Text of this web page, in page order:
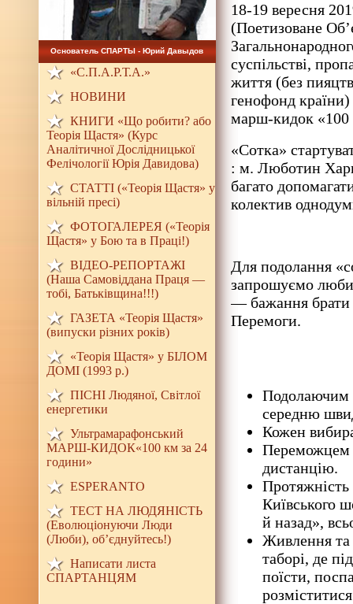
Основатель СПАРТЫ - Юрий Давыдов
«С.П.А.Р.Т.А.»
НОВИНИ
КНИГИ «Що робити? або
Теорія Щастя» (Курс
Аналітичної Дослідницької
Фелічології Юрія Давидова)
СТАТТІ («Теорія Щастя» у
вільній пресі)
ФОТОГАЛЕРЕЯ («Теорія
Щастя» у Бою та в Праці!)
ВІДЕО-РЕПОРТАЖІ
(Наша Самовіддана Праця —
тобі, Батьківщина!!!)
ГАЗЕТА «Теорія Щастя»
(випуски різних років)
«Теорія Щастя» у БІЛОМ
ДОМI (1993 р.)
ПІСНІ Людяної, Світлої
енергетики
Ультрамарафонський
МАРШ-КИДОК«100 км за 24
години»
ESPERANTO
ТЕСТ НА ЛЮДЯНIСТЬ
(Еволюціонуючи Люди
(Люби), об’єднуйтесь!)
Написати листа
СПАРТАНЦЯМ
18-19 вересня
(Поетизоване
суспільстві,
життя (без
генофонд
марш-кидок «100
«Сотка»
: м. Люботин
багато
колектив
Для подолання
запрошуємо
— бажання брати
Перемоги.
Подолаючим
середню
Кожен
Переможцем
дистанцію.
Київського
й назад»,
Живлення
таборі, де
поїсти,